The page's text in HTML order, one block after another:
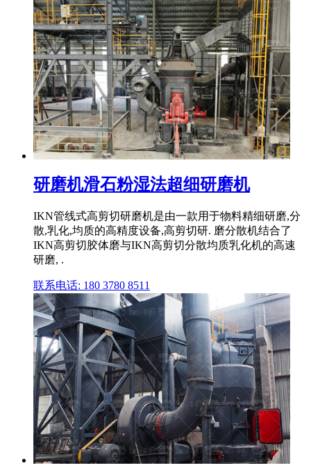
研磨机滑石粉湿法超细研磨机
IKN管线式高剪切研磨机是由一款用于物料精细研磨,分
散,乳化,均质的高精度设备,高剪切研. 磨分散机结合了
IKN高剪切胶体磨与IKN高剪切分散均质乳化机的高速
研磨, .
联系电话: 180 3780 8511